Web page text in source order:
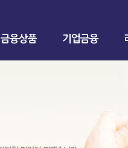
금융상품 기업금융